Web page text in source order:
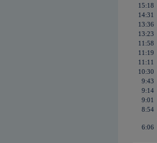
15:18
14:31
13:36
13:23
11:58
11:19
11:11
10:30
9:43
9:14
9:01
8:54
6:06